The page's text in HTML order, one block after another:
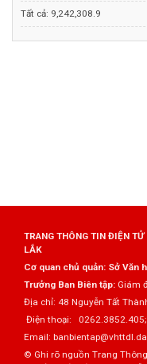
Tất cả: 9,242,308.9
TRANG THÔNG TIN ĐIỆN
LẮK
Cơ quan chủ quản: Sở Văn
Trưởng Ban Biên tập: Giám
Địa chỉ: 48 Nguyễn Tất
Điện thoại:
Email:
© Ghi rõ nguồn Trang